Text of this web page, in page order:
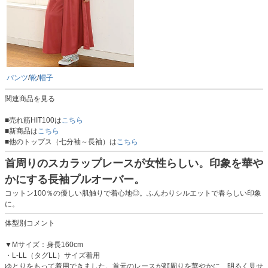
パンツ/靴/帽子
関連商品を見る
■売れ筋HIT100はこちら
■新商品はこちら
■他のトップス（七分袖～長袖）はこちら
首周りのスカラップレースが女性らしい。印象を華や
かにする長袖プルオーバー。
コットン100％の優しい肌触りで着心地◎。ふんわりシルエットで春らしい印象
に。
体型別コメント
▼Mサイズ：身長160cm
・L-LL（タグLL）サイズ着用
ゆとりをもって着用できました。首元のレースが顔周りを華やかに、明るく見せ